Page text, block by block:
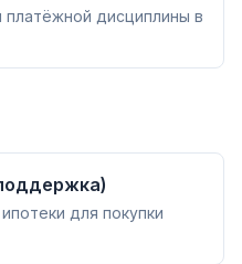
платёжной дисциплины в
для покупки